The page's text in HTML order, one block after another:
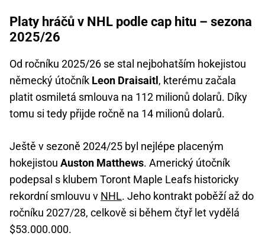
Platy hráčů v NHL podle cap hitu – sezona
2025/26
Od ročníku 2025/26 se stal nejbohatším hokejistou
německý útočník Leon Draisaitl, kterému začala
platit osmiletá smlouva na 112 milionů dolarů. Díky
tomu si tedy přijde ročně na 14 milionů dolarů.
Ještě v sezoně 2024/25 byl nejlépe placeným
hokejistou Auston Matthews. Americký útočník
podepsal s klubem Toront Maple Leafs historicky
rekordní smlouvu v NHL. Jeho kontrakt poběží až do
ročníku 2027/28, celkově si během čtyř let vydělá
$53.000.000.